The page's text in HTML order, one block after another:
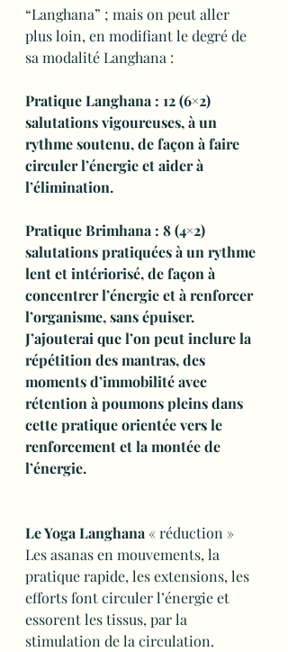
“Langhana” ; mais on peut aller
plus loin, en modifiant le degré de
sa modalité Langhana :
Pratique Langhana : 12 (6×2)
salutations vigoureuses, à un
rythme soutenu, de façon à faire
circuler l’énergie et aider à
l’élimination.
Pratique Brimhana : 8 (4×2)
salutations pratiquées à un rythme
lent et intériorisé, de façon à
concentrer l’énergie et à renforcer
l’organisme, sans épuiser.
J’ajouterai que l’on peut inclure la
répétition des mantras, des
moments d’immobilité avec
rétention à poumons pleins dans
cette pratique orientée vers le
renforcement et la montée de
l’énergie.
Le Yoga Langhana « réduction »
Les asanas en mouvements, la
pratique rapide, les extensions, les
efforts font circuler l’énergie et
essorent les tissus, par la
stimulation de la circulation.